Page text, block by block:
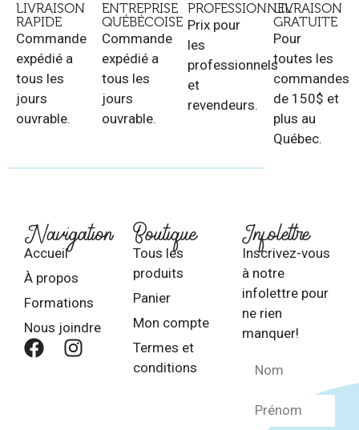
LIVRAISON
RAPIDE
Commande
expédié a
tous les
jours
ouvrable.
ENTREPRISE
QUÉBÉCOISE
Commande
expédié a
tous les
jours
ouvrable.
PROFESSIONNEL
Prix pour
les
professionnels
et
revendeurs.
LIVRAISON
GRATUITE
Pour
toutes les
commandes
de 150$ et
plus au
Québec.
Navigation
Accueil
À propos
Formations
Nous joindre
Boutique
Tous les
produits
Panier
Mon compte
Termes et
conditions
Infolettre
Inscrivez-vous
à notre
infolettre pour
ne rien
manquer!